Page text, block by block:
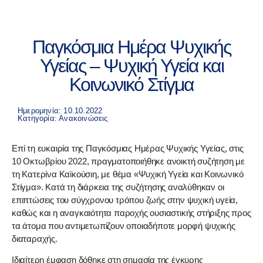
Παγκόσμια Ημέρα Ψυχικής
Υγείας – Ψυχική Υγεία και
Κοινωνικό Στίγμα
Ημερομηνία: 10.10.2022
Κατηγορία:Ανακοινώσεις
Επί τη ευκαιρία της Παγκόσμιας Ημέρας Ψυχικής Υγείας, στις
10 Οκτωβρίου 2022, πραγματοποιήθηκε ανοικτή συζήτηση με
τη Κατερίνα Καϊκούσιη, με θέμα «Ψυχική Υγεία και Κοινωνικό
Στίγμα». Κατά τη διάρκεια της συζήτησης αναλύθηκαν οι
επιπτώσεις του σύγχρονου τρόπου ζωής στην ψυχική υγεία,
καθώς και η αναγκαιότητα παροχής ουσιαστικής στήριξης προς
τα άτομα που αντιμετωπίζουν οποιαδήποτε μορφή ψυχικής
διαταραχής.
Ιδιαίτερη έμφαση δόθηκε στη σημασία της έγκυρης